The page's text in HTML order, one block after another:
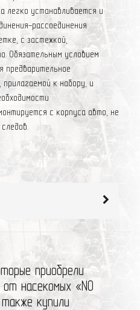
легко устанавливается и
рассоединения
с застежкой,
Обязательным условием
предварительное
к набору, и
с корпуса авто, не
приобрели
насекомых «NO
также купили